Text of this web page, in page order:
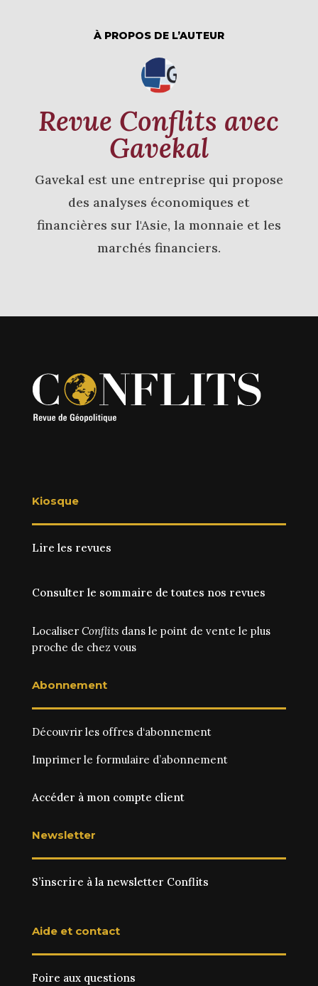
À PROPOS DE L’AUTEUR
Revue Conflits avec
Gavekal
Gavekal est une entreprise qui propose
des analyses économiques et
financières sur l'Asie, la monnaie et les
marchés financiers.
Kiosque
Lire les revues
Consulter le sommaire de toutes nos revues
Localiser Conflitsdans le point de vente le plus
proche de chez vous
Abonnement
Découvrir les offres d‘abonnement
Imprimer le formulaire d’abonnement
Accéder à mon compte client
Newsletter
S’inscrire à la newsletter Conflits
Aide et contact
Foire aux questions